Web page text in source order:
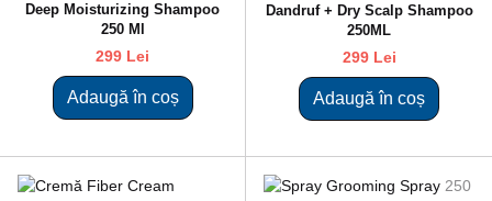
Deep Moisturizing Shampoo
250 Ml
299 Lei
Adaugă în coș
Dandruf + Dry Scalp Shampoo
250ML
299 Lei
Adaugă în coș